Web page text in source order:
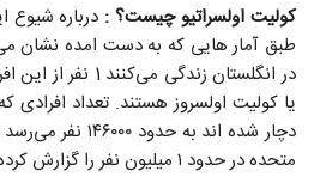
کولیت اولسراتیو چیست؟ : درباره شیوع
در انگلستان زندگی می‌کنند 1 نفر از این افراد ، مبتلا به
یا کولیت اولسروز هستند. تعداد افرادی
دچار شده اند به
متحده در حدود ۱ میلیون نفر را گزارش کرده اند.